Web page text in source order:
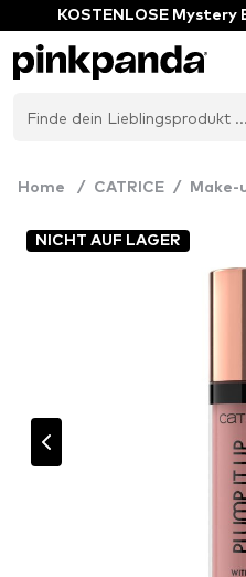
KOSTENLOSE Mystery
Home / CATRICE / Make-
NICHT AUF LAGER